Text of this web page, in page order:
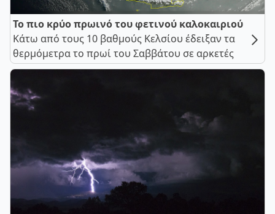
Το πιο κρύο πρωινό του φετινού καλοκαιριού
Κάτω από τους 10 βαθμούς Κελσίου έδειξαν τα
θερμόμετρα το πρωί του Σαββάτου σε αρκετές